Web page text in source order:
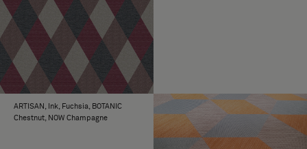
ARTISAN, Ink, Fuchsia, BOTANIC
Chestnut, NOW Champagne